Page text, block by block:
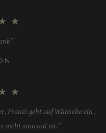
Franzi geht auf Wünsche ein ,
nicht sinnvoll ist.”